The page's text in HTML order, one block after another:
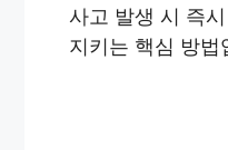
사고 발생 시 즉
지키는 핵심 방법